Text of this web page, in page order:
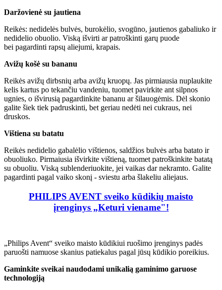
Daržovienė su jautiena
Reikės: nedidelės bulvės, burokėlio, svogūno, jautienos gabaliuko ir
nedidelio obuolio. Viską išvirti ar patroškinti garų puode
bei pagardinti rapsų aliejumi, krapais.
Avižų košė su bananu
Reikės avižų dirbsnių arba avižų kruopų. Jas pirmiausia nuplaukite
kelis kartus po tekančiu vandeniu, tuomet pavirkite ant silpnos
ugnies, o išvirusią pagardinkite bananu ar šilauogėmis. Dėl skonio
galite šiek tiek padruskinti, bet geriau nedėti nei cukraus, nei
druskos.
Vištiena su batatu
Reikės nedidelio gabalėlio vištienos, saldžios bulvės arba batato ir
obuoliuko. Pirmaiusia išvirkite vištieną, tuomet patroškinkite batatą
su obuoliu. Viską sublenderiuokite, jei vaikas dar nekramto. Galite
pagardinti pagal vaiko skonį - sviestu arba šlakeliu aliejaus.
PHILIPS AVENT sveiko kūdikių maisto
įrenginys „Keturi viename"!
„Philips Avent“ sveiko maisto kūdikiui ruošimo įrenginys padės
paruošti namuose skanius patiekalus pagal jūsų kūdikio poreikius.
Gaminkite sveikai naudodami unikalią gaminimo garuose
technologiją